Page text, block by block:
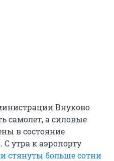
Внуково
самолет, а силовые
в состояние
утра к аэропорту
стянуты больше сотни